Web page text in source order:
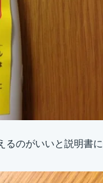
るのがいいと説明書に